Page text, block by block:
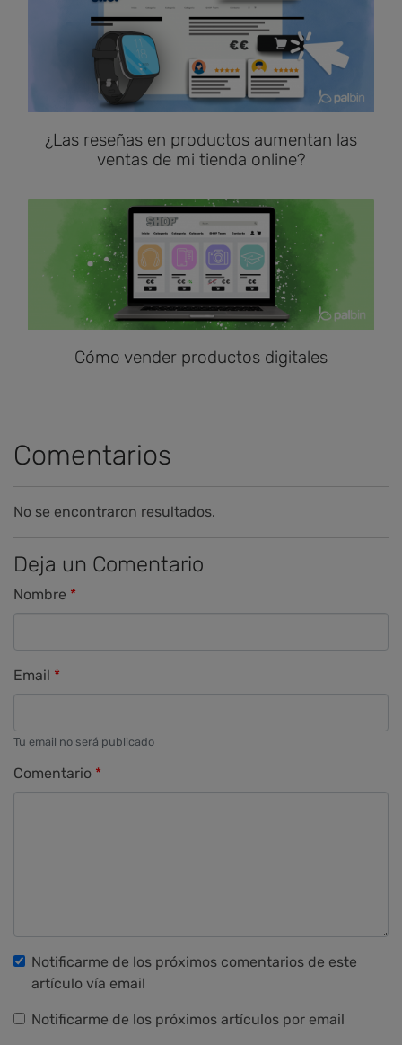
¿Las reseñas en productos aumentan las
ventas de mi tienda online?
Cómo vender productos digitales
Comentarios
No se encontraron resultados.
Deja un Comentario
Nombre
Email
Tu email no será publicado
Comentario
Notificarme de los próximos comentarios de este
artículo vía email
Notificarme de los próximos artículos por email